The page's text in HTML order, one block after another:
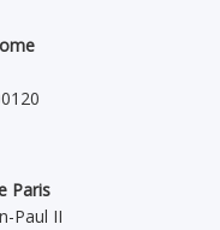
Paris
Paul II